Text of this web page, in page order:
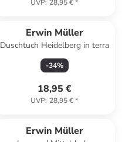
UVP: 28,95 €*
Erwin Müller
Duschtuch Heidelberg in terra
-34%
18,95 €
UVP: 28,95 €*
Erwin Müller